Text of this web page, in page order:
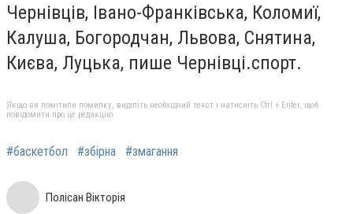
Чернівців, Івано-Франківська, Коломиї,
Калуша, Богородчан, Львова, Снятина,
Києва, Луцька, пише Чернівці.спорт.
Якщо ви помітили помилку, виділіть необхідний текст і натисніть Ctrl + Enter, щоб
повідомити про це редакцію
#баскетбол #збірна #змагання
Полісан Вікторія